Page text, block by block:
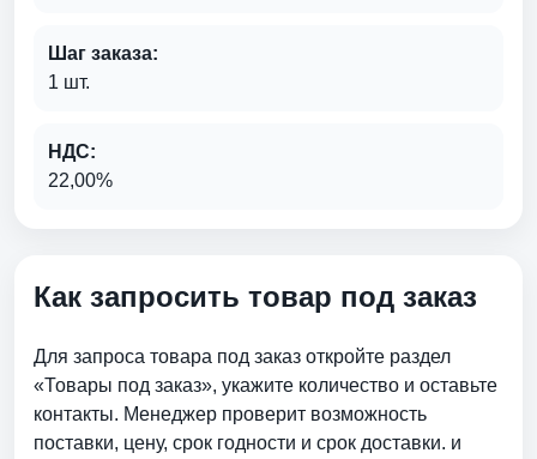
Шаг заказа:
1 шт.
НДС:
22,00%
Как запросить товар под заказ
Для запроса товара под заказ откройте раздел
«Товары под заказ», укажите количество и оставьте
контакты. Менеджер проверит возможность
поставки, цену, срок годности и срок доставки. и